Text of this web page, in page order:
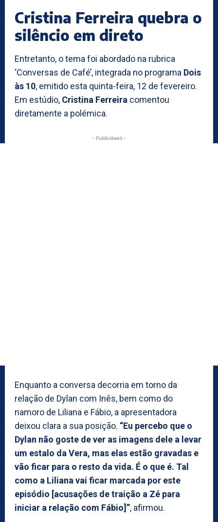
Cristina Ferreira quebra o
silêncio em direto
Entretanto, o tema foi abordado na rubrica
‘Conversas de Café’, integrada no programa Dois
às 10, emitido esta quinta-feira, 12 de fevereiro.
Em estúdio, Cristina Ferreira comentou
diretamente a polémica.
- Publicidaed -
Enquanto a conversa decorria em torno da
relação de Dylan com Inês, bem como do
namoro de Liliana e Fábio, a apresentadora
deixou clara a sua posição. “Eu percebo que o
Dylan não goste de ver as imagens dele a levar
um estalo da Vera, mas elas estão gravadas e
vão ficar para o resto da vida. É o que é. Tal
como a Liliana vai ficar marcada por este
episódio [acusações de traição a Zé para
iniciar a relação com Fábio]”, afirmou.